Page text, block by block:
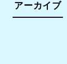
アーカイブ